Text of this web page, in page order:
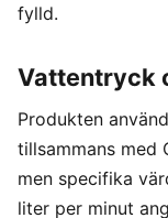
fylld.
Vattentryck
Produkten
tillsammans med
men specifika
liter per minut